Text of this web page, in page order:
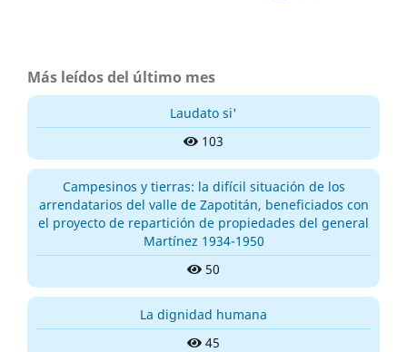
Más leídos del último mes
Laudato si'
103
Campesinos y tierras: la difícil situación de los
arrendatarios del valle de Zapotitán, beneficiados con
el proyecto de repartición de propiedades del general
Martínez 1934-1950
50
La dignidad humana
45